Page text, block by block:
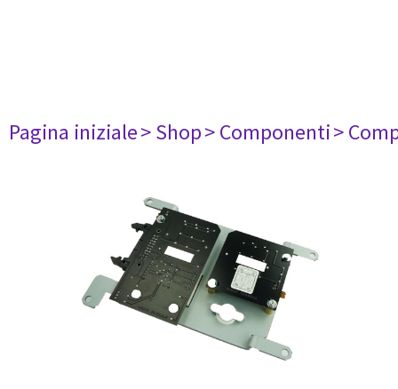
Pagina iniziale> Shop> Componenti>